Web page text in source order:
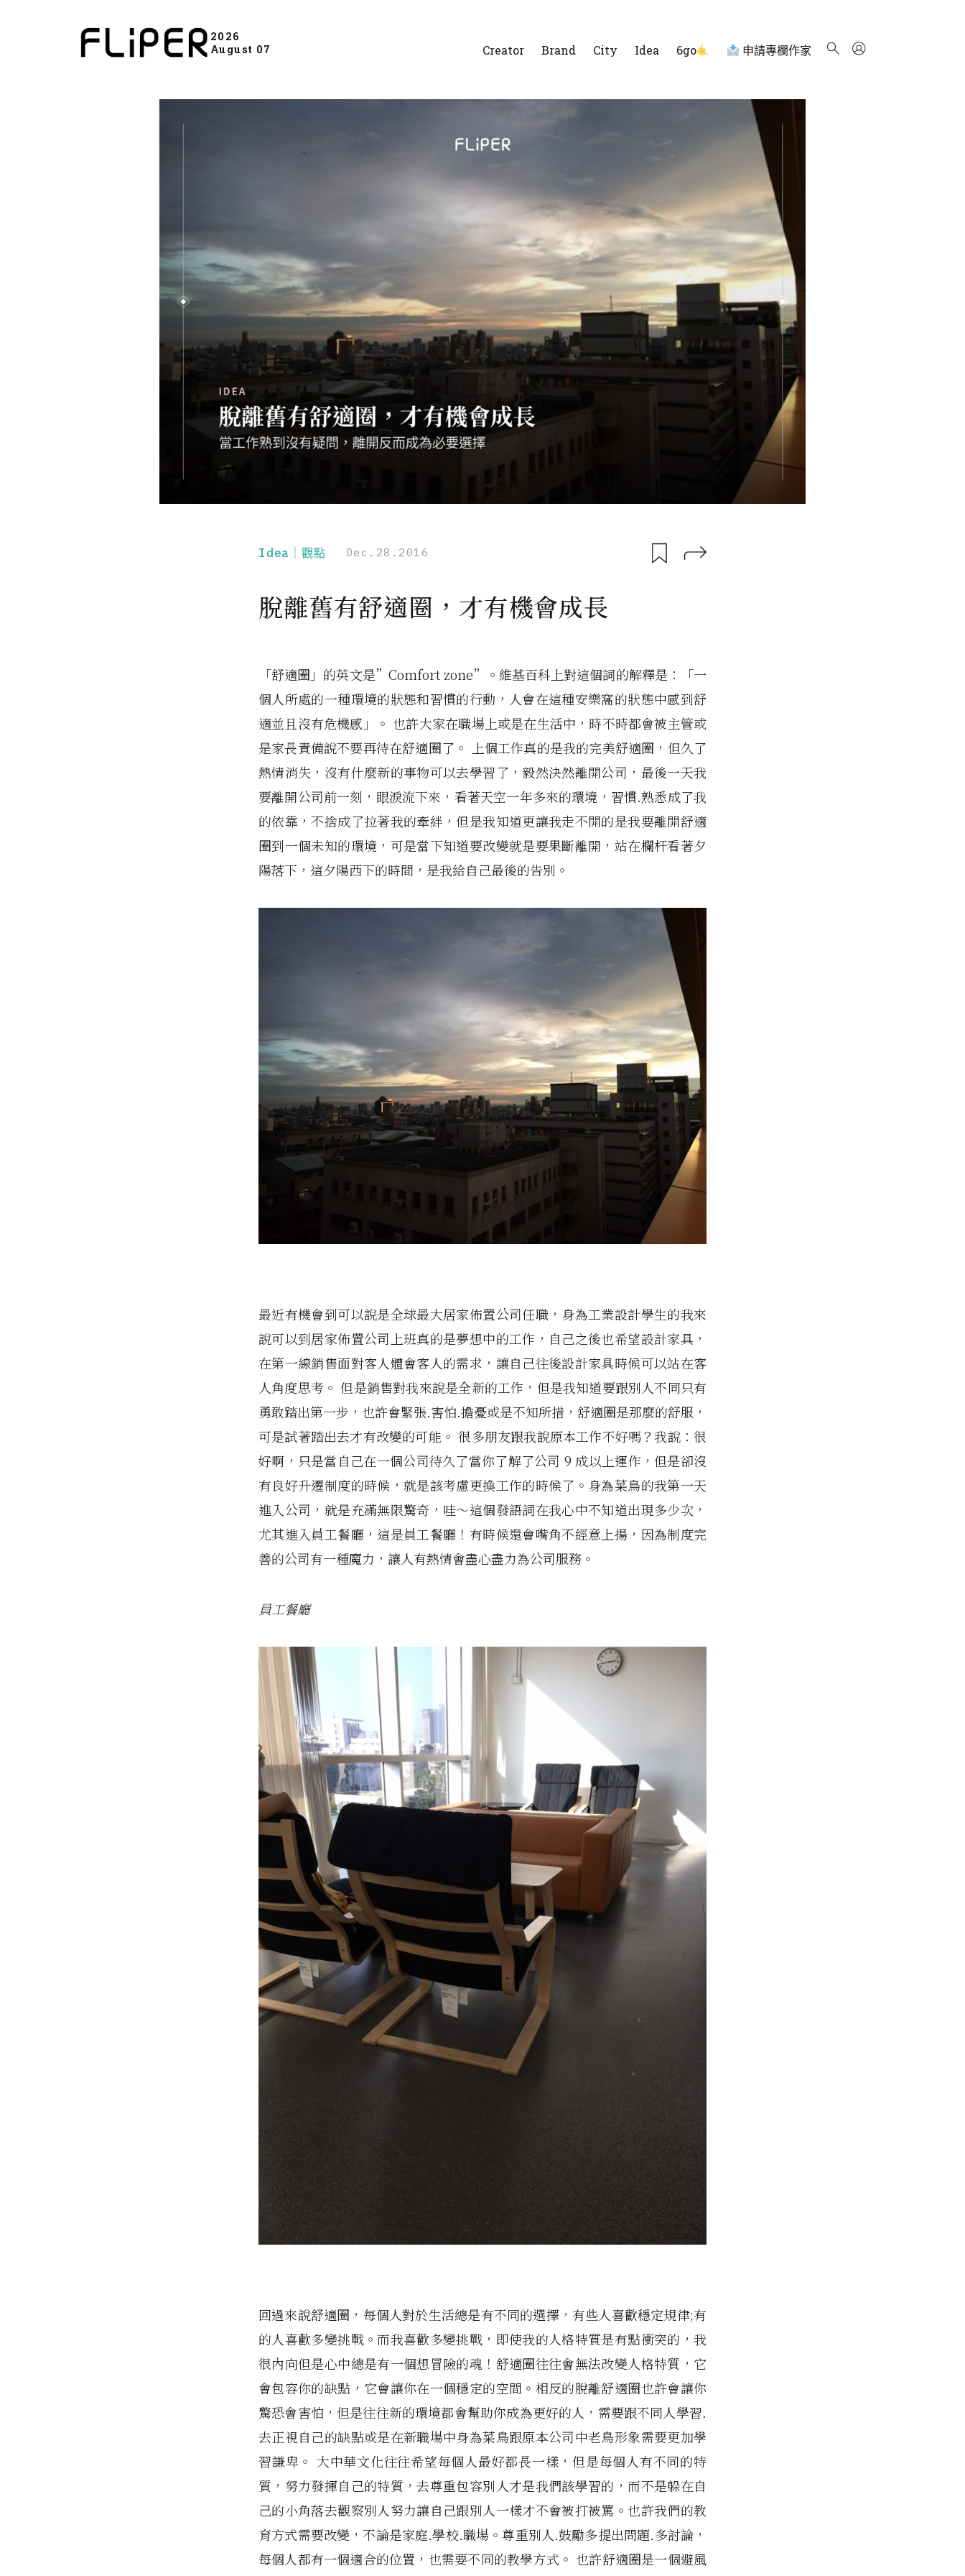
2026
August 07
Creator Brand City Idea 6go 申請專欄作家
Idea｜觀點 Dec.28.2016
脫離舊有舒適圈，才有機會成長
「舒適圈」的英文是”Comfort zone”。維基百科上對這個詞的解釋是：「一
個人所處的一種環境的狀態和習慣的行動，人會在這種安樂窩的狀態中感到舒
適並且沒有危機感」。 也許大家在職場上或是在生活中，時不時都會被主管或
是家長責備說不要再待在舒適圈了。 上個工作真的是我的完美舒適圈，但久了
熱情消失，沒有什麼新的事物可以去學習了，毅然決然離開公司，最後一天我
要離開公司前一刻，眼淚流下來，看著天空一年多來的環境，習慣.熟悉成了我
的依靠，不捨成了拉著我的牽絆，但是我知道更讓我走不開的是我要離開舒適
圈到一個未知的環境，可是當下知道要改變就是要果斷離開，站在欄杆看著夕
陽落下，這夕陽西下的時間，是我給自己最後的告別。
最近有機會到可以說是全球最大居家佈置公司任職，身為工業設計學生的我來
說可以到居家佈置公司上班真的是夢想中的工作，自己之後也希望設計家具，
在第一線銷售面對客人體會客人的需求，讓自己往後設計家具時候可以站在客
人角度思考。 但是銷售對我來說是全新的工作，但是我知道要跟別人不同只有
勇敢踏出第一步，也許會緊張.害怕.擔憂或是不知所措，舒適圈是那麼的舒服，
可是試著踏出去才有改變的可能。 很多朋友跟我說原本工作不好嗎？我說：很
好啊，只是當自己在一個公司待久了當你了解了公司 9 成以上運作，但是卻沒
有良好升遷制度的時候，就是該考慮更換工作的時候了。身為菜鳥的我第一天
進入公司，就是充滿無限驚奇，哇～這個發語詞在我心中不知道出現多少次，
尤其進入員工餐廳，這是員工餐廳！有時候還會嘴角不經意上揚，因為制度完
善的公司有一種魔力，讓人有熱情會盡心盡力為公司服務。
員工餐廳
回過來說舒適圈，每個人對於生活總是有不同的選擇，有些人喜歡穩定規律;有
的人喜歡多變挑戰。而我喜歡多變挑戰，即使我的人格特質是有點衝突的，我
很內向但是心中總是有一個想冒險的魂！舒適圈往往會無法改變人格特質，它
會包容你的缺點，它會讓你在一個穩定的空間。相反的脫離舒適圈也許會讓你
驚恐會害怕，但是往往新的環境都會幫助你成為更好的人，需要跟不同人學習.
去正視自己的缺點或是在新職場中身為菜鳥跟原本公司中老鳥形象需要更加學
習謙卑。 大中華文化往往希望每個人最好都長一樣，但是每個人有不同的特
質，努力發揮自己的特質，去尊重包容別人才是我們該學習的，而不是躲在自
己的小角落去觀察別人努力讓自己跟別人一樣才不會被打被罵。也許我們的教
育方式需要改變，不論是家庭.學校.職場。尊重別人.鼓勵多提出問題.多討論，
每個人都有一個適合的位置，也需要不同的教學方式。 也許舒適圈是一個避風